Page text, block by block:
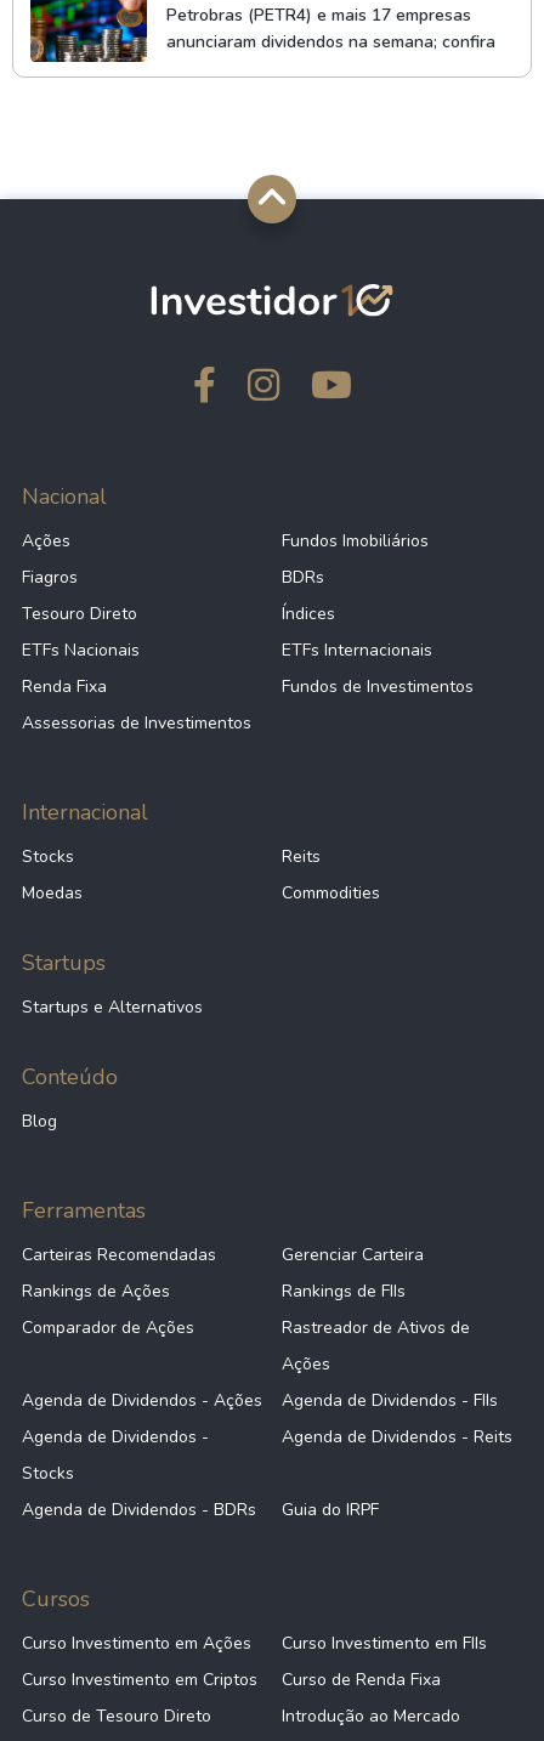
Petrobras (PETR4) e mais 17 empresas
anunciaram dividendos na semana; confira
Nacional
Ações
Fundos Imobiliários
Fiagros
BDRs
Tesouro Direto
Índices
ETFs Nacionais
ETFs Internacionais
Renda Fixa
Fundos de Investimentos
Assessorias de Investimentos
Internacional
Stocks
Reits
Moedas
Commodities
Startups
Startups e Alternativos
Conteúdo
Blog
Ferramentas
Carteiras Recomendadas
Gerenciar Carteira
Rankings de Ações
Rankings de FIIs
Comparador de Ações
Rastreador de Ativos de
Ações
Agenda de Dividendos - Ações
Agenda de Dividendos - FIIs
Agenda de Dividendos -
Stocks
Agenda de Dividendos - Reits
Agenda de Dividendos - BDRs Guia do IRPF
Cursos
Curso Investimento em Ações
Curso Investimento em FIIs
Curso Investimento em Criptos
Curso de Renda Fixa
Curso de Tesouro Direto
Introdução ao Mercado